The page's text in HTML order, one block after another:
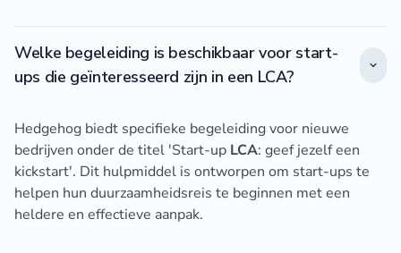
Welke begeleiding is beschikbaar voor start-
ups die geïnteresseerd zijn in een LCA?
Hedgehog biedt specifieke begeleiding voor nieuwe
bedrijven onder de titel 'Start-up LCA: geef jezelf een
kickstart'. Dit hulpmiddel is ontworpen om start-ups te
helpen hun duurzaamheidsreis te beginnen met een
heldere en effectieve aanpak.